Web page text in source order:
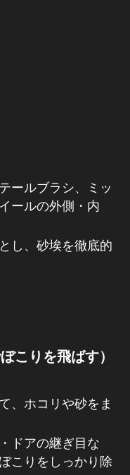
ールブラシ、ミッ
ールの外側・内
し、砂埃を徹底的
こりを飛ばす）
、ホコリや砂をま
ドアの継ぎ目な
こりをしっかり除